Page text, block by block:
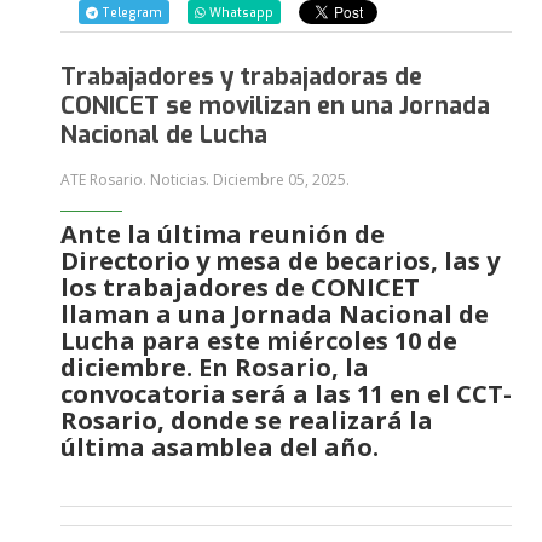
Telegram Whatsapp
Trabajadores y trabajadoras de
CONICET se movilizan en una Jornada
Nacional de Lucha
ATE Rosario. Noticias. Diciembre 05, 2025.
Ante la última reunión de
Directorio y mesa de becarios, las y
los trabajadores de CONICET
llaman a una Jornada Nacional de
Lucha para este miércoles 10 de
diciembre. En Rosario, la
convocatoria será a las 11 en el CCT-
Rosario, donde se realizará la
última asamblea del año.